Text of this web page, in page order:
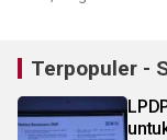
Terpopuler -